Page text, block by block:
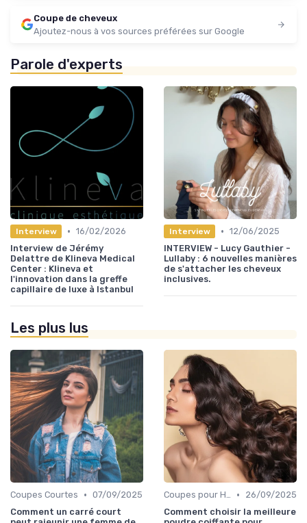
Coupe de cheveux
Ajoutez-nous à vos sources préférées sur Google
Parole d'experts
Interview • 16/02/2026
Interview de Jérémy
Delattre de Klineva Medical
Center : Klineva et
l'innovation dans la greffe
capillaire de luxe à Istanbul
Interview • 12/06/2025
INTERVIEW - Lucy Gauthier -
Lullaby : 6 nouvelles manières
de s'attacher les cheveux
inclusives.
Les plus lus
Coupes Courtes • 07/09/2025
Comment un carré court
Coupes pour Hommes •
26/09/2025
Comment choisir la meilleure